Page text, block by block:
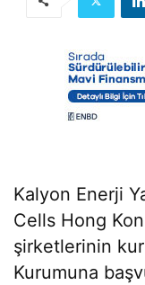
Kalyon Enerji
Cells Hong
şirketlerinin
Kurumuna